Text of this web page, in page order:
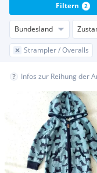
Bundesland
Strampler / Overalls
Filtern 2
Infos zur Reihung der